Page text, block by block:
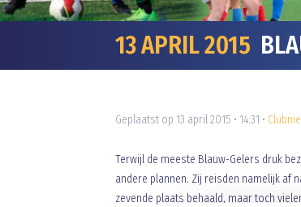
13 APRIL 2015
Geplaatst op 13 april 2015 • 14:31 •
Terwijl de meeste Blauw-Gelers druk
andere plannen. Zij reisden namelijk af
zevende plaats behaald, maar toch